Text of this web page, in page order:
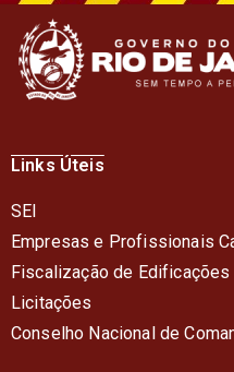
Links Úteis
SEI
Empresas e Profissionais
Fiscalização de Edificações
Licitações
Conselho Nacional de